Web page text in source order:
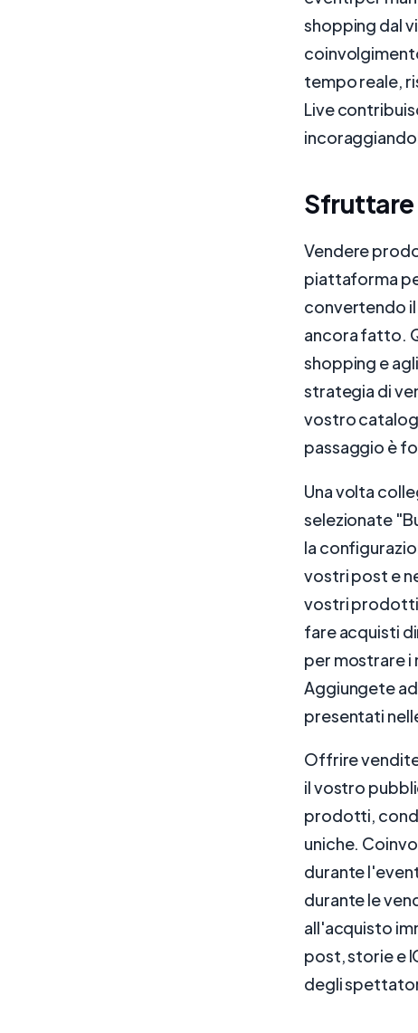
shopping dal
tempo reale,
Live
Sfruttare
Vendere
piattaforma
convertendo il
ancora fatto.
shopping e
strategia di
vostro
passaggio è
Una volta
selezionate
la
vostri post e
vostri prodotti
fare acquisti
per mostrare i
Aggiungete
presentati
Offrire
il vostro
prodotti,
uniche.
durante
durante le
all'acquisto
post, storie e
degli